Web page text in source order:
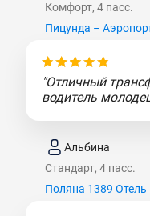
Комфорт, 4 пасс.
Пицунда –
"Отличный
водитель
Альбина
Стандарт, 4 пасс.
Поляна 1389